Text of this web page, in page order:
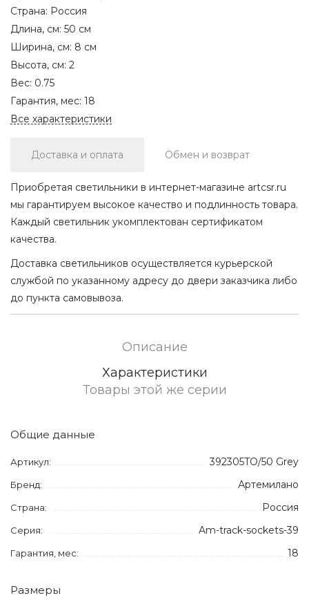
Страна: Россия
Длина, см: 50 см
Ширина, см: 8 см
Высота, см: 2
Вес: 0.75
Гарантия, мес: 18
Все характеристики
Доставка и оплата Обмен и возврат
Приобретая светильники в интернет-магазине artcsr.ru
мы гарантируем высокое качество и подлинность товара.
Каждый светильник укомплектован сертификатом
качества.
Доставка светильников осуществляется курьерской
службой по указанному адресу до двери заказчика либо
до пункта самовывоза.
Описание
Характеристики
Товары этой же серии
Общие данные
Артикул: 392305TO/50 Grey
Бренд: Артемилано
Страна: Россия
Серия: Am-track-sockets-39
Гарантия, мес: 18
Размеры